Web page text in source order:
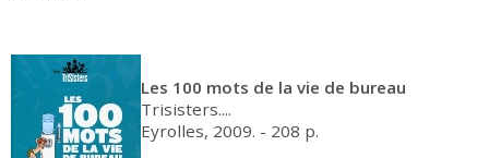
Les 100 mots de la vie de bureau
Trisisters....
Eyrolles, 2009. - 208 p.